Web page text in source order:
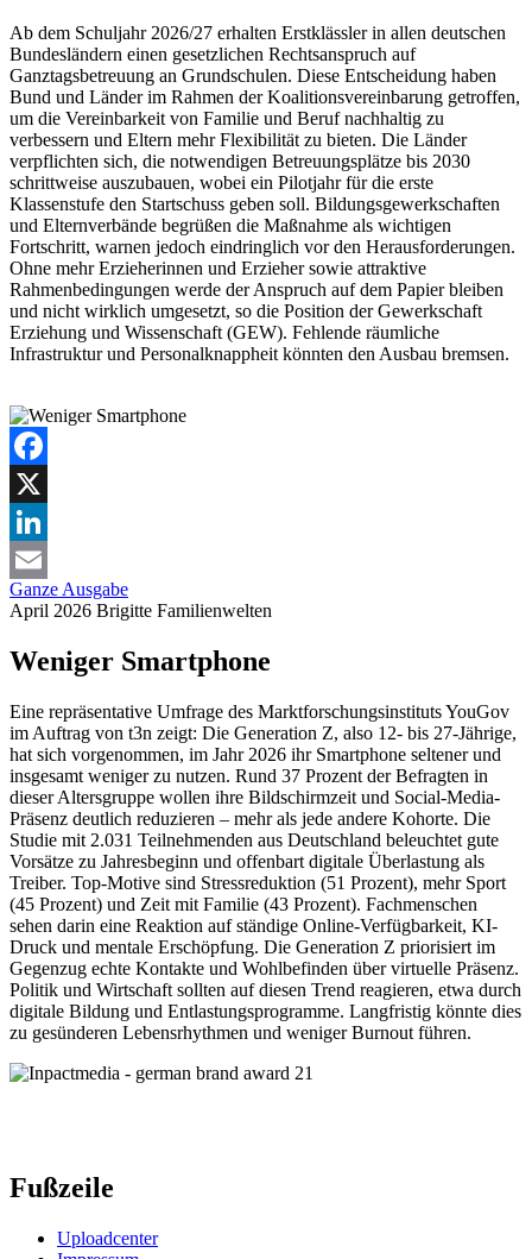
Ab dem Schuljahr 2026/27 erhalten Erstklässler in allen deutschen
Bundesländern einen gesetzlichen Rechtsanspruch auf
Ganztagsbetreuung an Grundschulen. Diese Entscheidung haben
Bund und Länder im Rahmen der Koalitionsvereinbarung getroffen,
um die Vereinbarkeit von Familie und Beruf nachhaltig zu
verbessern und Eltern mehr Flexibilität zu bieten. Die Länder
verpflichten sich, die notwendigen Betreuungsplätze bis 2030
schrittweise auszubauen, wobei ein Pilotjahr für die erste
Klassenstufe den Startschuss geben soll. Bildungsgewerkschaften
und Elternverbände begrüßen die Maßnahme als wichtigen
Fortschritt, warnen jedoch eindringlich vor den Herausforderungen.
Ohne mehr Erzieherinnen und Erzieher sowie attraktive
Rahmenbedingungen werde der Anspruch auf dem Papier bleiben
und nicht wirklich umgesetzt, so die Position der Gewerkschaft
Erziehung und Wissenschaft (GEW). Fehlende räumliche
Infrastruktur und Personalknappheit könnten den Ausbau bremsen.
Facebook
X
LinkedIn
Email
Ganze Ausgabe
April 2026 Brigitte Familienwelten
Weniger Smartphone
Eine repräsentative Umfrage des Marktforschungsinstituts YouGov
im Auftrag von t3n zeigt: Die Generation Z, also 12- bis 27-Jährige,
hat sich vorgenommen, im Jahr 2026 ihr Smartphone seltener und
insgesamt weniger zu nutzen. Rund 37 Prozent der Befragten in
dieser Altersgruppe wollen ihre Bildschirmzeit und Social-Media-
Präsenz deutlich reduzieren – mehr als jede andere Kohorte. Die
Studie mit 2.031 Teilnehmenden aus Deutschland beleuchtet gute
Vorsätze zu Jahresbeginn und offenbart digitale Überlastung als
Treiber. Top-Motive sind Stressreduktion (51 Prozent), mehr Sport
(45 Prozent) und Zeit mit Familie (43 Prozent). Fachmenschen
sehen darin eine Reaktion auf ständige Online-Verfügbarkeit, KI-
Druck und mentale Erschöpfung. Die Generation Z priorisiert im
Gegenzug echte Kontakte und Wohlbefinden über virtuelle Präsenz.
Politik und Wirtschaft sollten auf diesen Trend reagieren, etwa durch
digitale Bildung und Entlastungsprogramme. Langfristig könnte dies
zu gesünderen Lebensrhythmen und weniger Burnout führen.
Fußzeile
Uploadcenter